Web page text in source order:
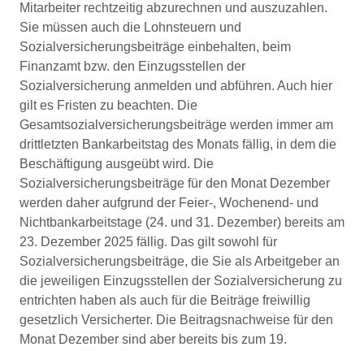
Mitarbeiter rechtzeitig abzurechnen und auszuzahlen.
Sie müssen auch die Lohnsteuern und
Sozialversicherungsbeiträge einbehalten, beim
Finanzamt bzw. den Einzugsstellen der
Sozialversicherung anmelden und abführen. Auch hier
gilt es Fristen zu beachten. Die
Gesamtsozialversicherungsbeiträge werden immer am
drittletzten Bankarbeitstag des Monats fällig, in dem die
Beschäftigung ausgeübt wird. Die
Sozialversicherungsbeiträge für den Monat Dezember
werden daher aufgrund der Feier-, Wochenend- und
Nichtbankarbeitstage (24. und 31. Dezember) bereits am
23. Dezember 2025 fällig. Das gilt sowohl für
Sozialversicherungsbeiträge, die Sie als Arbeitgeber an
die jeweiligen Einzugsstellen der Sozialversicherung zu
entrichten haben als auch für die Beiträge freiwillig
gesetzlich Versicherter. Die Beitragsnachweise für den
Monat Dezember sind aber bereits bis zum 19.